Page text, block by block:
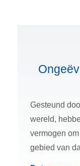
Gesteund
wereld,
vermogen
gebied van